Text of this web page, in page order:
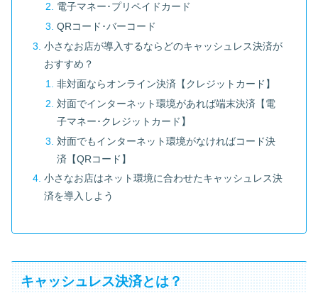
電子マネー･プリペイドカード
QRコード･バーコード
小さなお店が導入するならどのキャッシュレス決済が
おすすめ？
非対面ならオンライン決済【クレジットカード】
対面でインターネット環境があれば端末決済【電
子マネー･クレジットカード】
対面でもインターネット環境がなければコード決
済【QRコード】
小さなお店はネット環境に合わせたキャッシュレス決
済を導入しよう
キャッシュレス決済とは？